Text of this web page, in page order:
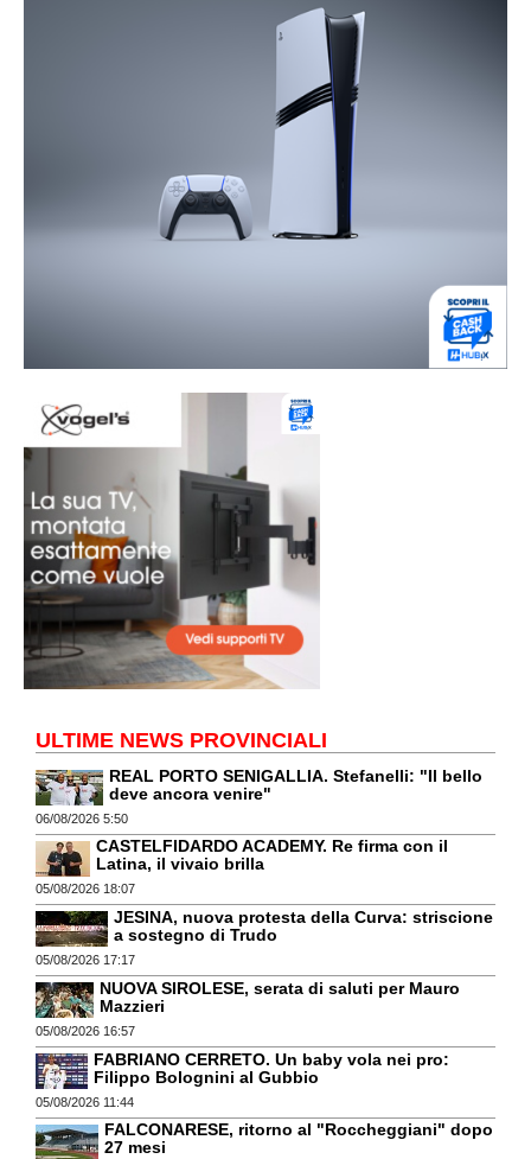
ULTIME NEWS PROVINCIALI
REAL PORTO SENIGALLIA. Stefanelli: "Il bello
deve ancora venire"
06/08/2026 5:50
CASTELFIDARDO ACADEMY. Re firma con il
Latina, il vivaio brilla
05/08/2026 18:07
JESINA, nuova protesta della Curva: striscione
a sostegno di Trudo
05/08/2026 17:17
NUOVA SIROLESE, serata di saluti per Mauro
Mazzieri
05/08/2026 16:57
FABRIANO CERRETO. Un baby vola nei pro:
Filippo Bolognini al Gubbio
05/08/2026 11:44
FALCONARESE, ritorno al "Roccheggiani" dopo
27 mesi